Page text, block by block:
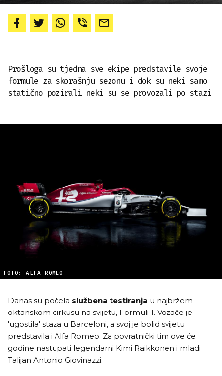
Prošloga su tjedna sve ekipe predstavile svoje
formule za skorašnju sezonu i dok su neki samo
statično pozirali neki su se provozali po stazi
FOTO: ALFA ROMEO
Danas su počela službena testiranja u najbržem
oktanskom cirkusu na svijetu, Formuli 1. Vozače je
'ugostila' staza u Barceloni, a svoj je bolid svijetu
predstavila i Alfa Romeo. Za povratnički tim ove će
godine nastupati legendarni Kimi Raikkonen i mladi
Talijan Antonio Giovinazzi.